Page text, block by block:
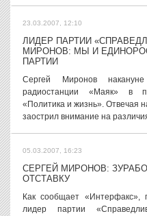
23.03.2007, 12:10
ЛИДЕР ПАРТИИ
МИРОНОВ: МЫ И
ПАРТИИ
Сергей Миронов
радиостанции «Маяк» в
«Политика и жизнь». Отвечая
заострил внимание на
05.03.2007, 16:23
СЕРГЕЙ МИРОНОВ:
ОТСТАВКУ
Как сообщает «Интерфакс»,
лидер партии